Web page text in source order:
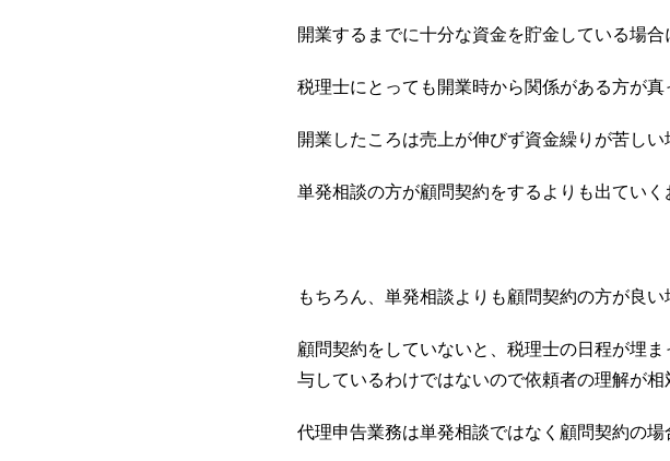
開業するまでに十分な資金を貯金している場
税理士にとっても開業時から関係がある方が
開業したころは売上が伸びず資金繰りが苦し
単発相談の方が顧問契約をするよりも出ていく
もちろん、単発相談よりも顧問契約の方が良い
顧問契約をしていないと、税理士の日程が埋
与しているわけではないので依頼者の理解が相
代理申告業務は単発相談ではなく顧問契約の場